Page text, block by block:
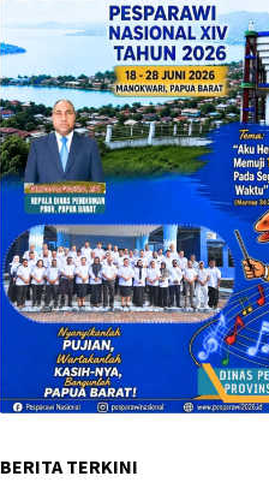
BERITA TERKINI